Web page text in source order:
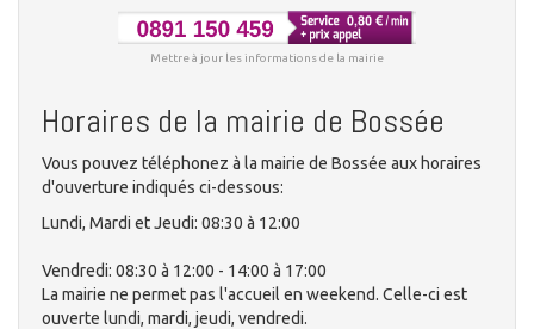
Mettre à jour les informations de la mairie
Horaires de la mairie de Bossée
Vous pouvez téléphonez à la mairie de Bossée aux horaires
d'ouverture indiqués ci-dessous:
Lundi, Mardi et Jeudi: 08:30 à 12:00
Vendredi: 08:30 à 12:00 - 14:00 à 17:00
La mairie ne permet pas l'accueil en weekend. Celle-ci est
ouverte lundi, mardi, jeudi, vendredi.